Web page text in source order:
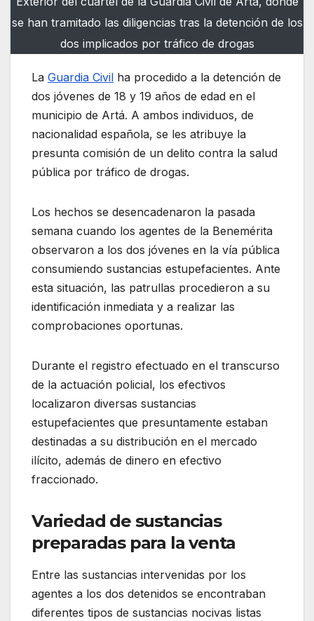
se han tramitado las diligencias tras la detención de los
dos implicados por tráfico de drogas
La Guardia Civil ha procedido a la detención de
dos jóvenes de 18 y 19 años de edad en el
municipio de Artá. A ambos individuos, de
nacionalidad española, se les atribuye la
presunta comisión de un delito contra la salud
pública por tráfico de drogas.
Los hechos se desencadenaron la pasada
semana cuando los agentes de la Benemérita
observaron a los dos jóvenes en la vía pública
consumiendo sustancias estupefacientes. Ante
esta situación, las patrullas procedieron a su
identificación inmediata y a realizar las
comprobaciones oportunas.
Durante el registro efectuado en el transcurso
de la actuación policial, los efectivos
localizaron diversas sustancias
estupefacientes que presuntamente estaban
destinadas a su distribución en el mercado
ilícito, además de dinero en efectivo
fraccionado.
Variedad de sustancias
preparadas para la venta
Entre las sustancias intervenidas por los
agentes a los dos detenidos se encontraban
diferentes tipos de sustancias nocivas listas